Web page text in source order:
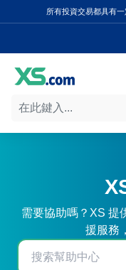
所有投資交易都具有
需要協助嗎？XS 提
援服務